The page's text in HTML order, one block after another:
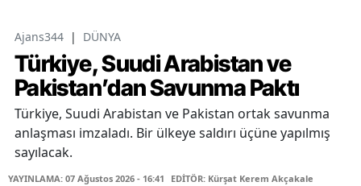
Ajans344 | DÜNYA
Türkiye, Suudi Arabistan ve
Pakistan’dan Savunma Paktı
Türkiye, Suudi Arabistan ve Pakistan ortak savunma
anlaşması imzaladı. Bir ülkeye saldırı üçüne yapılmış
sayılacak.
YAYINLAMA: 07 Ağustos 2026 - 16:41 EDİTÖR: Kürşat Kerem Akçakale